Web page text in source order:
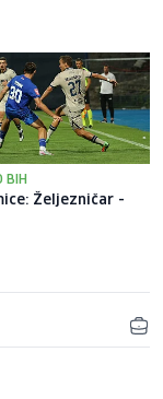
BIH
Željezničar -